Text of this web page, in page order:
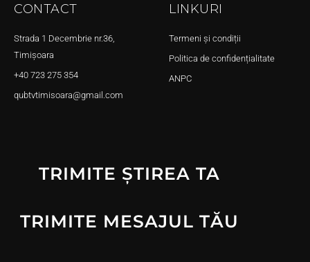
CONTACT
Strada 1 Decembrie nr.36,
Timișoara
+40 723 275 354
qubtvtimisoara@gmail.com
LINKURI
Termeni și condiții
Politica de confidențialitate
ANPC
TRIMITE ȘTIREA TA
TRIMITE MESAJUL TĂU